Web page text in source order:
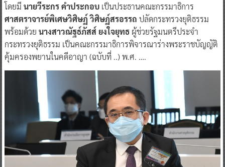
โดยมี นายวีระกร คำประกอบเป็นประธานคณะกรรมาธิการ
ศาสตราจารย์พิเศษวิศิษฏ์ วิศิษฏ์สรอรรถ ปลัดกระทรวงยุติธรรม
พร้อมด้วย นางสาวณัฐธ์ภัสส์ ยงใจยุทธผู้ช่วยรัฐมนตรีประจำ
กระทรวงยุติธรรม เป็นคณะกรรมาธิการพิจารณาร่างพระราชบัญญัติ
คุ้มครองพยานในคดีอาญา (ฉบับที่ ..) พ.ศ. ….